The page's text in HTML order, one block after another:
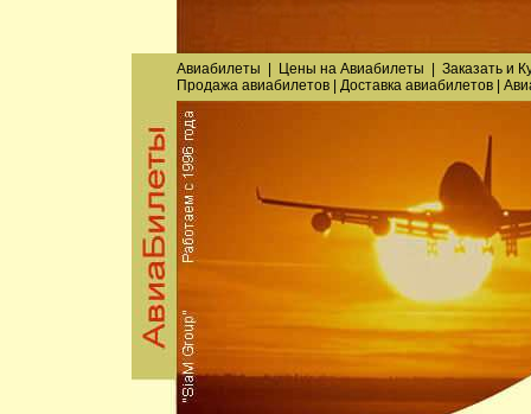
Авиабилеты Цены на Авиабилеты Заказатьи
Продажа авиабилетов| Доставка авиабилетов|